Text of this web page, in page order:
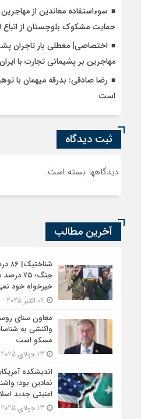
سوءاستفاده معاندین از
حمایت مشکوک بلوچستان از اتباع
اختصاصی| معطلی بار تاجران
مهاجرین بر پشیمانی تجارت با ایران
رضا صادقی: بدرقه میهمان با
است
ثبت دیدگاه
دیدگاهها بسته است.
آخرین مطالب
جنگ؛
خیرخواه خود
معاون سنای
واکنشی به
مسکو است
اندیشکده
نمادین بود؛
امنیتی جدید